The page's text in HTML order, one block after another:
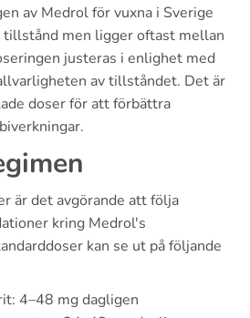
av Medrol för vuxna i Sverige
tillstånd men ligger oftast mellan
justeras i enlighet med
av tillståndet. Det är
doser för att förbättra
är det avgörande att följa
kring Medrol's
kan se ut på följande
4–48 mg dagligen